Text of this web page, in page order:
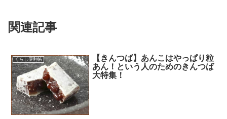
関連記事
くらし便利帖
【きんつば】あんこはやっぱり粒
あん！という人のためのきんつば
大特集！